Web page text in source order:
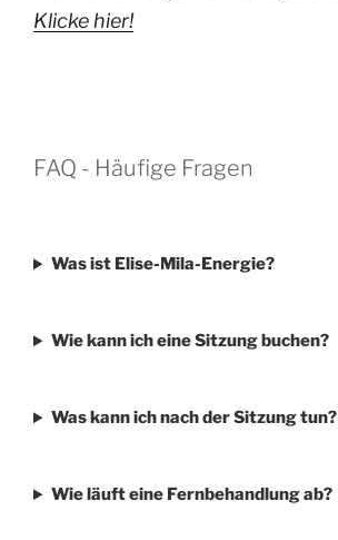
Klicke hier!
FAQ - Häufige Fragen
Was ist Elise-Mila-Energie?
Wie kann ich eine Sitzung buchen?
Was kann ich nach der Sitzung tun?
Wie läuft eine Fernbehandlung ab?